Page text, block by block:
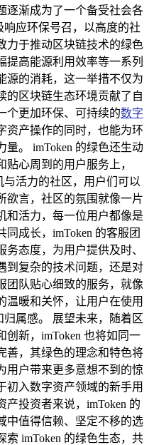
逐渐成为了一个备受社会各
响应环保号召，以高度的社
力于推动区块链技术的绿色
提高能源利用效率等一系列
源的消耗，这一举措不仅为
的区块链生态环境贡献了自
个更加环保、可持续的数字
资产操作的同时，也能为环
。 imToken 的绿色还生动
心周到的用户服务上，
与活力的社区，用户们可以
欲言，社区的氛围就像一片
和活力，每一位用户都像是
成长，imToken 的客服团
态度，为用户提供及时、
到复杂的技术问题，还是对
团队贴心细致的服务，就像
温暖和关怀，让用户在使用
归属感。 展望未来，随着区
新，imToken 也将如同一
善，其绿色的理念和特色将
用户带来更多意想不到的惊
初入数字资产领域的新手用
投资者来说，imToken 的
中值得信赖、坚定不移的选
imToken 的绿色生态，共